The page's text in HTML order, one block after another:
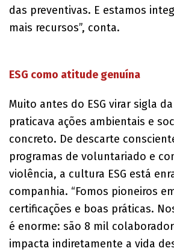
das preventivas. E estamos
mais recursos”, conta.
ESG como atitude genuína
Muito antes do ESG virar sigla
praticava ações ambientais e
concreto. De descarte
programas de voluntariado e
violência, a cultura ESG está
companhia. “Fomos pioneiros
certificações e boas práticas.
é enorme: são 8 mil
impacta indiretamente a vida